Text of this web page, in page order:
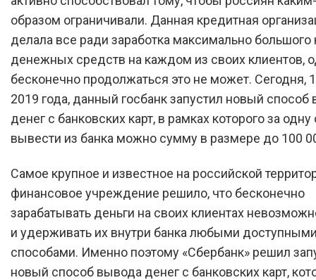
способ вывода денег с
банковских карт
образом ограничивали. Данная кредитная
делала все ради заработка максимально большого
денежных средств на каждом из своих клиентов,
бесконечно продолжаться это не может. Сегодня,
2019 года, данный госбанк запустил новый способ
денег с банковских карт, в рамках которого за
вывести из банка можно сумму в размере до 100
Самое крупное и известное на российской
финансовое учреждение решило, что бесконечно
зарабатывать деньги на своих клиентах
и удерживать их внутри банка любыми
способами. Именно поэтому «Сбербанк» решил
новый способ вывода денег с банковских карт,